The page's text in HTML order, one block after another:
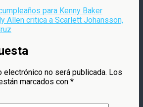
para Kenny Baker
Allen critica a Scarlett Johansson,
electrónico no será publicada. Los
marcados con *